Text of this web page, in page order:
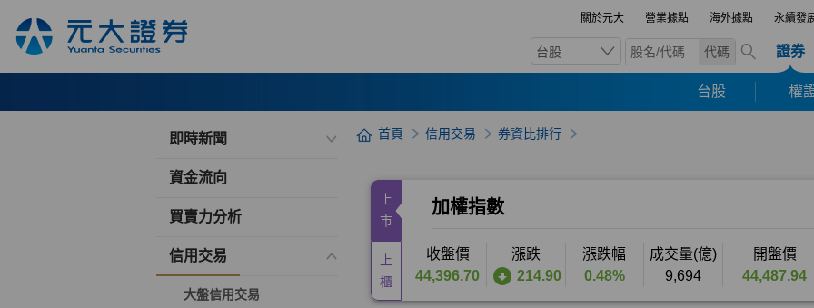
關於元大 營業據點 海外據點 永續發
台股 代碼 證券
台股 權
即時新聞
資金流向
買賣力分析
信用交易
大盤信用交易
首頁 信用交易 券資比排行